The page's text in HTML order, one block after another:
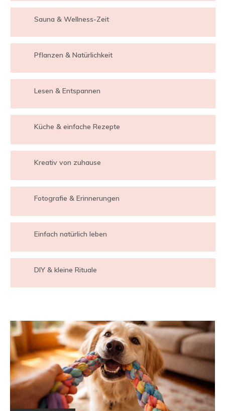
Sauna & Wellness-Zeit
Pflanzen & Natürlichkeit
Lesen & Entspannen
Küche & einfache Rezepte
Kreativ von zuhause
Fotografie & Erinnerungen
Einfach natürlich leben
DIY & kleine Rituale